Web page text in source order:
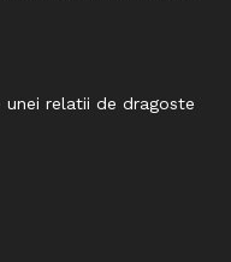
unei relatii de dragoste